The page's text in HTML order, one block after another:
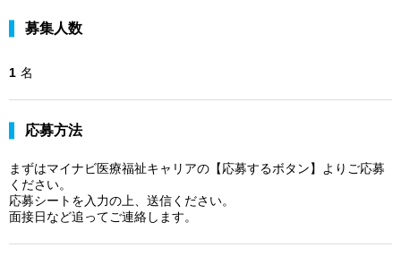
募集人数
1 名
応募方法
まずはマイナビ医療福祉キャリアの【応募するボタン】よりご応募
ください。
応募シートを入力の上、送信ください。
面接日など追ってご連絡します。